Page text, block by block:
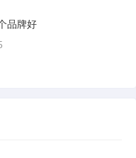
品牌好